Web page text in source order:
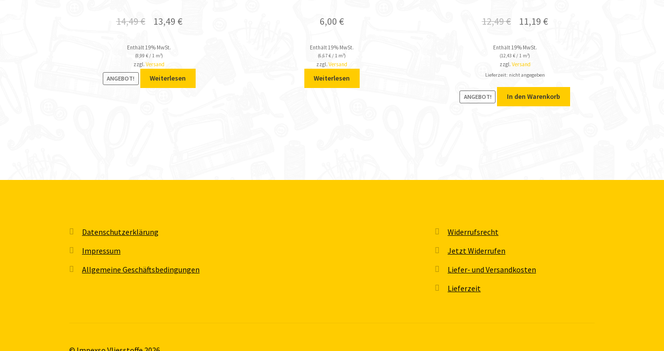
14,49€ 13,49 €
Enthält 19% MwSt.
(8,99€/ 1 m²)
zzgl.Versand
ANGEBOT! Weiterlesen
6,00 €
Enthält 19% MwSt.
(6,67€/ 1 m²)
zzgl.Versand
Weiterlesen
12,49€ 11,19 €
Enthält 19% MwSt.
(12,43€/ 1 m²)
zzgl. Versand
Lieferzeit: nicht angegeben
ANGEBOT! In den Warenkorb
Datenschutzerklärung
Impressum
Allgemeine Geschäftsbedingungen
Widerrufsrecht
Jetzt Widerrufen
Liefer- und Versandkosten
Lieferzeit